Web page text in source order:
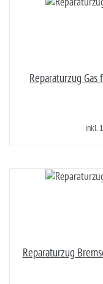
Reparaturzug
inkl.
Reparaturzug